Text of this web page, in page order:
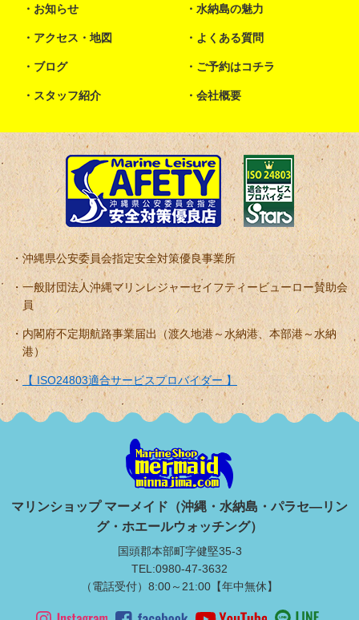
お知らせ 水納島の魅力
アクセス・地図 よくある質問
ブログ ご予約はコチラ
スタッフ紹介 会社概要
沖縄県公安委員会指定安全対策優良事業所
一般財団法人沖縄マリンレジャーセイフティービューロー賛助会
員
内閣府不定期航路事業届出（渡久地港～水納港、本部港～水納
港）
【 ISO24803適合サービスプロバイダー 】
マリンショップ マーメイド（沖縄・水納島・パラセ―リン
グ・ホエールウォッチング）
国頭郡本部町字健堅35-3
TEL:0980-47-3632
（電話受付）8:00～21:00【年中無休】